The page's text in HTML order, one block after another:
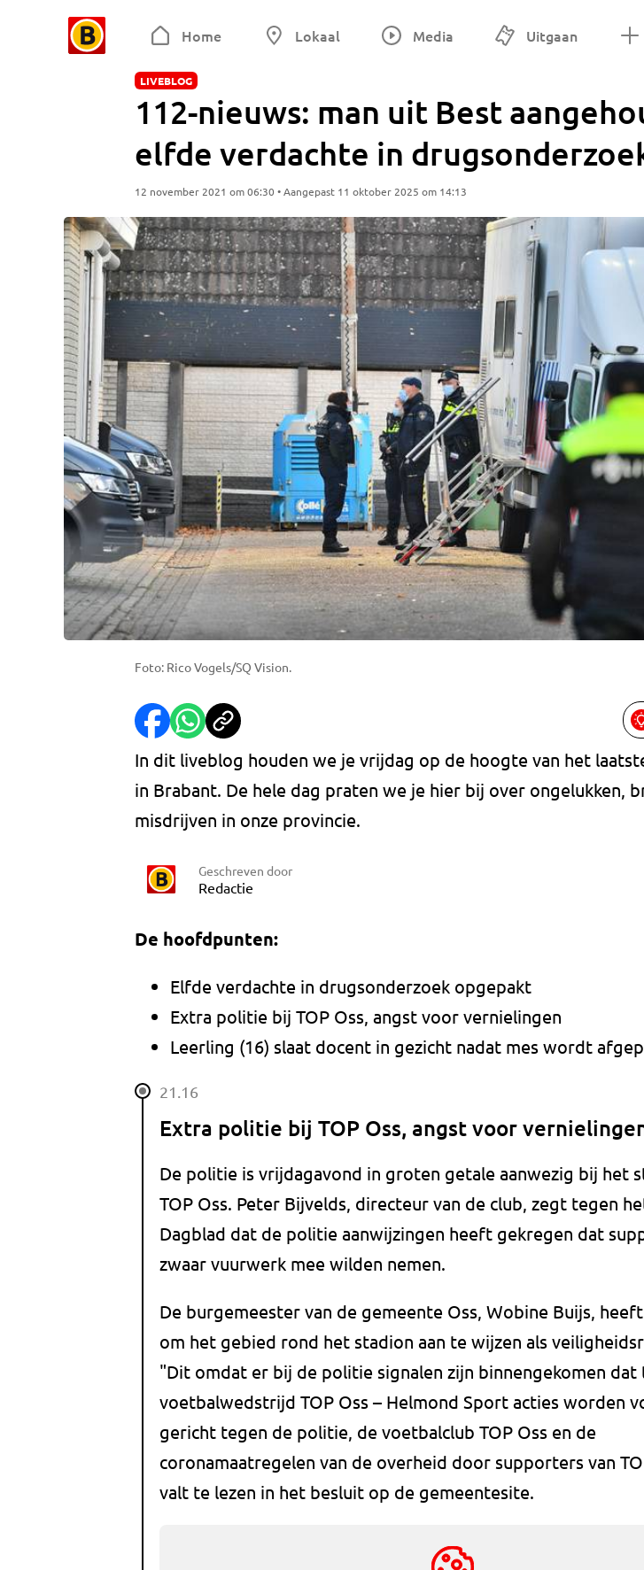
Home Lokaal Media Uitgaan
LIVEBLOG
112-nieuws: man uit Best
elfde verdachte in
12 november 2021 om 06:30 • Aangepast 11 oktober 2025 om 14:13
Foto: Rico Vogels/SQ Vision.
In dit liveblog houden we je vrijdag op de hoogte van het
in Brabant. De hele dag praten we je hier bij over ongelukken,
misdrijven in onze provincie.
Geschreven door
Redactie
De hoofdpunten:
Elfde verdachte in drugsonderzoek opgepakt
Extra politie bij TOP Oss, angst voor vernielingen
Leerling (16) slaat docent in gezicht nadat mes wordt
21.16
Extra politie bij TOP Oss, angst voor
De politie is vrijdagavond in groten getale aanwezig bij het
TOP Oss. Peter Bijvelds, directeur van de club, zegt tegen
Dagblad dat de politie aanwijzingen heeft gekregen dat
zwaar vuurwerk mee wilden nemen.
De burgemeester van de gemeente Oss, Wobine Buijs,
om het gebied rond het stadion aan te wijzen als
"Dit omdat er bij de politie signalen zijn binnengekomen dat
voetbalwedstrijd TOP Oss – Helmond Sport acties worden
gericht tegen de politie, de voetbalclub TOP Oss en de
coronamaatregelen van de overheid door supporters van
valt te lezen in het besluit op de gemeentesite.